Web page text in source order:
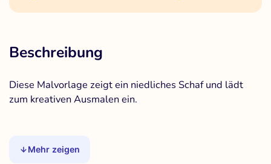
Beschreibung
Diese Malvorlage zeigt ein niedliches Schaf und lädt
zum kreativen Ausmalen ein.
Mehr zeigen